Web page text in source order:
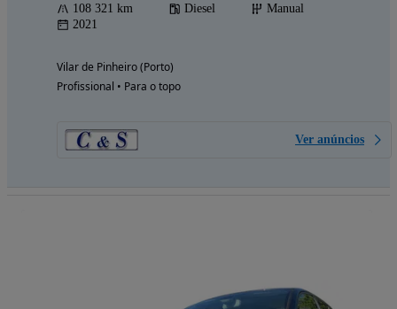
108 321 km Diesel
Manual
2021
Vilar de Pinheiro (Porto)
Profissional • Para o topo
Ver anúncios